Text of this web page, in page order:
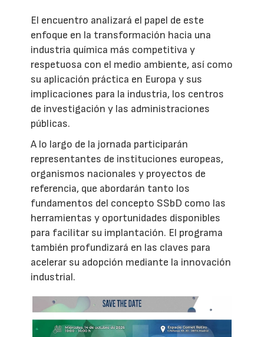
El encuentro analizará el papel de este
enfoque en la transformación hacia una
industria química más competitiva y
respetuosa con el medio ambiente, así como
su aplicación práctica en Europa y sus
implicaciones para la industria, los centros
de investigación y las administraciones
públicas.
A lo largo de la jornada participarán
representantes de instituciones europeas,
organismos nacionales y proyectos de
referencia, que abordarán tanto los
fundamentos del concepto SSbD como las
herramientas y oportunidades disponibles
para facilitar su implantación. El programa
también profundizará en las claves para
acelerar su adopción mediante la innovación
industrial.